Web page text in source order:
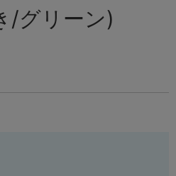
/グリーン)